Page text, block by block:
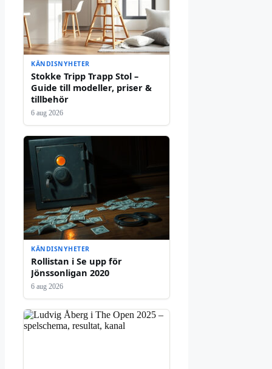
KÄNDISNYHETER
Stokke Tripp Trapp Stol –
Guide till modeller, priser &
tillbehör
6 aug 2026
KÄNDISNYHETER
Rollistan i Se upp för
Jönssonligan 2020
6 aug 2026